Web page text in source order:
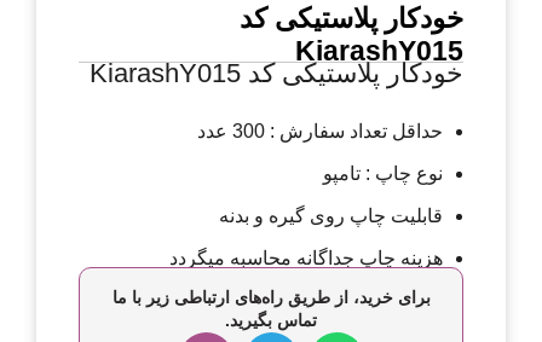
خودکار پلاستیکی کد
KiarashY015
خودکار پلاستیکی کد KiarashY015
حداقل تعداد سفارش : 300 عدد
نوع چاپ : تامپو
قابلیت چاپ روی گیره و بدنه
هزینه چاپ جداگانه محاسبه میگردد
برای خرید، از طریق راه‌های ارتباطی زیر با ما
تماس بگیرید.